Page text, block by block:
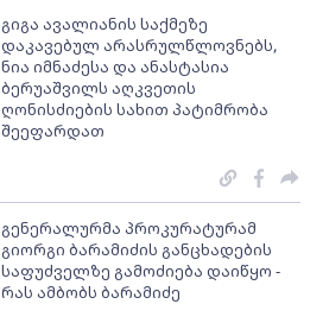
გიგა ავალიანის საქმეზე
დაკავებულ არასრულწლოვნებს,
ნია იმნაძესა და ანასტასია
ბერუაშვილს აღკვეთის
ღონისძიების სახით პატიმრობა
შეეფარდათ
გენერალურმა პროკურატურამ
გიორგი ბარამიძის განცხადების
საფუძველზე გამოძიება დაიწყო -
რას ამბობს ბარამიძე